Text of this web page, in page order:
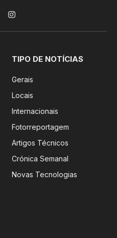
Instagram
TIPO DE NOTÍCIAS
Gerais
Locais
Internacionais
Fotorreportagem
Artigos Técnicos
Crónica Semanal
Novas Tecnologias